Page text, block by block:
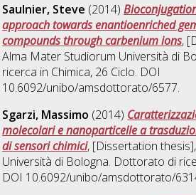
Saulnier, Steve (2014)
approach towards enantioenriched
compounds through carbenium ions,
Alma Mater Studiorum Università di
ricerca in Chimica, 26 Ciclo. DOI
10.6092/unibo/amsdottorato/6577.
Sgarzi, Massimo (2014)
molecolari e nanoparticelle a
di sensori chimici, [Dissertation
Università di Bologna. Dottorato di
DOI 10.6092/unibo/amsdottorato/